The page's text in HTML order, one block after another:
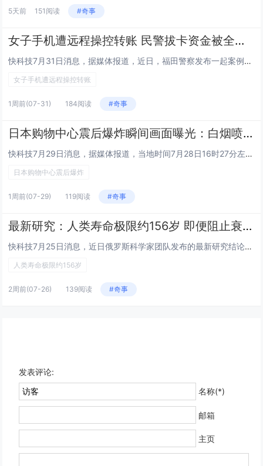
5天前 151阅读 #奇事
女子手机遭远程操控转账 民警拔卡资金被全额拦截
快科技7月31日消息，据媒体报道，近日，福田警察发布一起案例：一名女子手机被远程控制寻求警方帮助，民警接过该女子手机后立...
女子手机遭远程操控转账
1周前(07-31) 184阅读 #奇事
日本购物中心震后爆炸瞬间画面曝光：白烟喷涌 碎片击穿卡车
快科技7月29日消息，据媒体报道，当地时间7月28日16时27分左右，日本熊本县附近突发的7.1级强震，震度达到日本最高...
日本购物中心震后爆炸
1周前(07-29) 119阅读 #奇事
最新研究：人类寿命极限约156岁 即便阻止衰老也无法实现永生
快科技7月25日消息，近日俄罗斯科学家团队发布的最新研究结论显示，人类的自然寿命极限大约在156岁左右，即便未来人类完全...
人类寿命极限约156岁
2周前(07-26) 139阅读 #奇事
发表评论:
名称(*)
邮箱
主页